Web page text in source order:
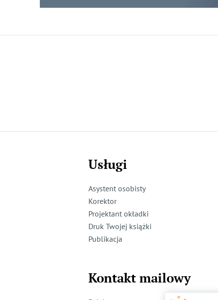
Usługi
Asystent osobisty
Korektor
Projektant okładki
Druk Twojej książki
Publikacja
Kontakt mailowy